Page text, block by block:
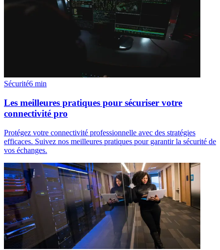
Sécurité6 min
Les meilleures pratiques pour sécuriser votre
connectivité pro
Protégez votre connectivité professionnelle avec des stratégies
efficaces. Suivez nos meilleures pratiques pour garantir la sécurité de
vos échanges.